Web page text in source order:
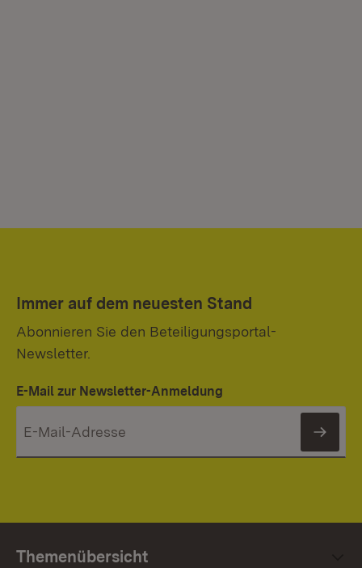
Immer auf dem neuesten Stand
Abonnieren Sie den Beteiligungsportal-
Newsletter.
E-Mail zur Newsletter-Anmeldung
Themenübersicht